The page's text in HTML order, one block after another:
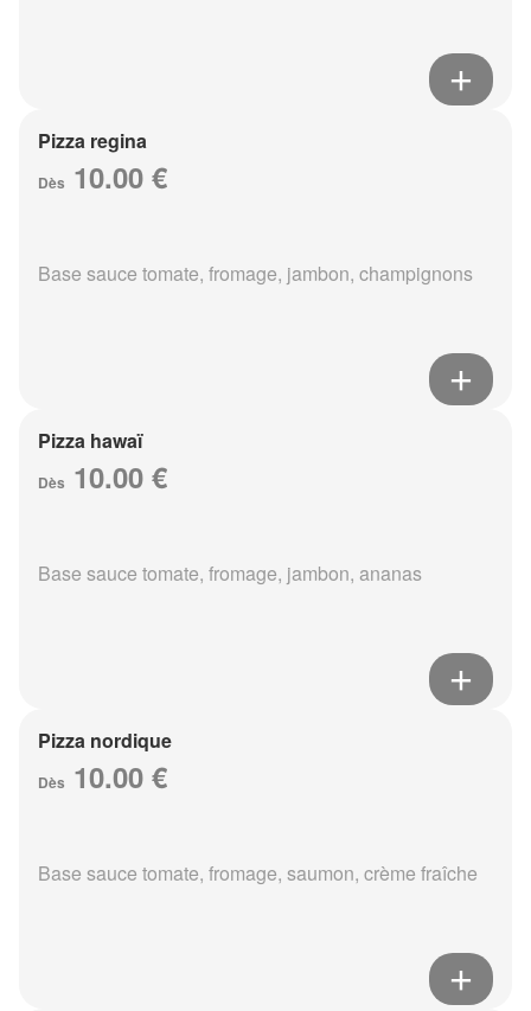
Pizza regina
Dès 10.00 €
Base sauce tomate, fromage, jambon, champignons
Pizza hawaï
Dès 10.00 €
Base sauce tomate, fromage, jambon, ananas
Pizza nordique
Dès 10.00 €
Base sauce tomate, fromage, saumon, crème fraîche